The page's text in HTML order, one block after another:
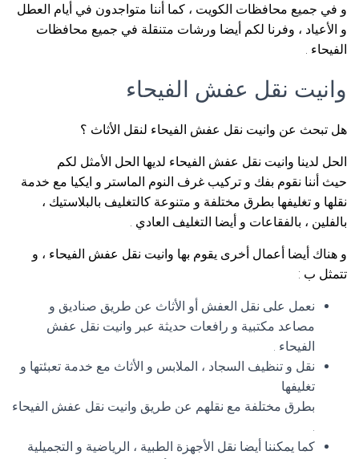
و في جميع محافظات الكويت ، كما أننا متواجدون في أيام العطل
و الأعياد ، وفرنا لكم أيضا ورشات متنقلة في جميع محافظات
الفيحاء .
وانيت نقل عفش الفيحاء
هل تبحث عن وانيت نقل عفش الفيحاء لنقل الأثاث ؟
الحل لدينا وانيت نقل عفش الفيحاء لديها الحل الأمثل لكم
حيث أننا نقوم بفك و تركيب غرف النوم الماستر و ايكيا مع خدمة
نقلها و تغليفها بطرق مختلفة و متنوعة كالتغليف بالبلاستيك ،
بالفلين ، بالفقاعات و أيضا التغليف العادي .
و هناك أيضا أعمال أخرى يقوم بها وانيت نقل عفش الفيحاء ، و
تتمثل ب :
نعمل على نقل العفش أو الأثاث عن طريق صناديق و
مصاعد مكتبية و رافعات حديثة عبر وانيت نقل عفش
الفيحاء .
نقل و تنظيف السجاد ، الملابس و الأثاث مع خدمة تعبئتها و
تغليفها
بطرق مختلفة مع نقلهم عن طريق وانيت نقل عفش الفيحاء
.
كما يمكننا أيضا نقل الأجهزة الطبية ، الرياضية و التجميلية